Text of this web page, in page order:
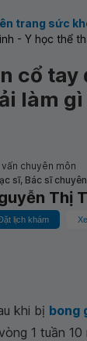
trang sức
- Y học thể
cổ tay
làm
vấn chuyên môn
sĩ, Bác sĩ
Thị
lịch khám
khi bị bong
1 tuần